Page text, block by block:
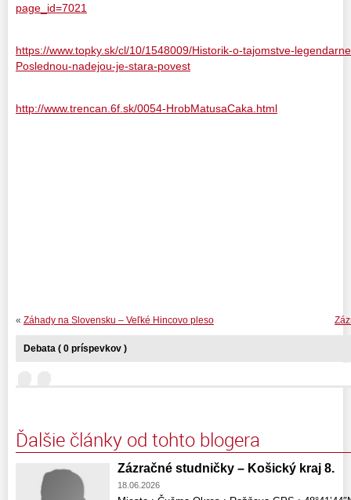
page_id=7021
https://www.topky.sk/cl/10/1548009/Historik-o-tajomstve-
Poslednou-nadejou-je-stara-povest
http://www.trencan.6f.sk/0054-HrobMatusaCaka.html
« Záhady na Slovensku – Veľké Hincovo pleso
Debata ( 0 príspevkov )
Ďalšie články od tohto blogera
Zázračné studničky – Košický kraj 8.
18.06.2026